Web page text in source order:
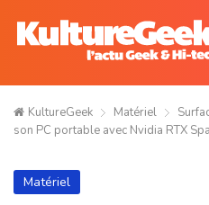
KultureGeek Matériel
son PC portable avec Nvidia RTX
Matériel